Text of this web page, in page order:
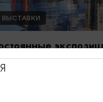
ВЫСТАВКИ
океана